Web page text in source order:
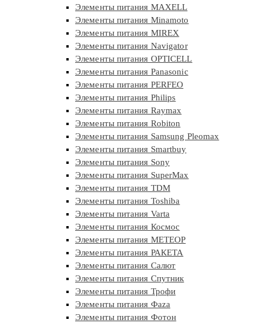
Элементы питания MAXELL
Элементы питания Minamoto
Элементы питания MIREX
Элементы питания Navigator
Элементы питания OPTICELL
Элементы питания Panasonic
Элементы питания PERFEO
Элементы питания Philips
Элементы питания Raymax
Элементы питания Robiton
Элементы питания Samsung Pleomax
Элементы питания Smartbuy
Элементы питания Sony
Элементы питания SuperMax
Элементы питания TDM
Элементы питания Toshiba
Элементы питания Varta
Элементы питания Космос
Элементы питания МЕТЕОР
Элементы питания РАКЕТА
Элементы питания Салют
Элементы питания Спутник
Элементы питания Трофи
Элементы питания Фaza
Элементы питания Фотон